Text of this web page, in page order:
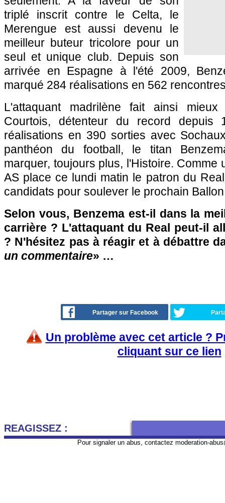
triplé inscrit contre le Celta, le
Merengue est aussi devenu le
meilleur buteur tricolore pour un
seul et unique club. Depuis son
arrivée en Espagne à l'été 2009,
marqué 284 réalisations en 562
L'attaquant madrilène fait ainsi
Courtois, détenteur du record depuis
réalisations en 390 sorties avec
panthéon du football, le titan
marquer, toujours plus, l'Histoire. Comme
AS place ce lundi matin le patron du
candidats pour soulever le prochain
Selon vous, Benzema est-il dans la
carrière ? L'attaquant du Real peut-il
? N'hésitez pas à réagir et à débattre
un commentaire» …
Partager sur Facebook
Un problème avec cet article ?
cliquant sur ce lien
REAGISSEZ :
Pour signaler un abus, contactez moderation-